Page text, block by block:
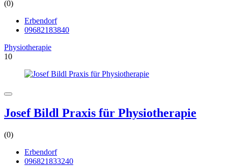
(0)
Erbendorf
09682183840
Physiotherapie
10
Josef Bildl Praxis für Physiotherapie
(0)
Erbendorf
096821833240